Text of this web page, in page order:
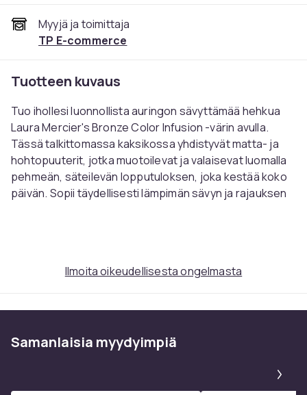
Myyjä ja toimittaja
TP E-commerce
Tuotteen kuvaus
Tuo ihollesi luonnollista auringon sävyttämää hehkua
Laura Mercier'sBronze Color Infusion -värin avulla.
Tässä talkittomassa kaksikossa yhdistyvät matta- ja
hohtopuuterit, jotka muotoilevat ja valaisevat luomalla
pehmeän, säteilevän lopputuloksen, joka kestää koko
päivän. Sopii täydellisesti lämpimän sävyn ja rajauksen
Talkiton, kevyt koostumus
Pitkään kestävä luonnollinen hehku
lopputulokseen
kokonaisuuteen
Ilmoita oikeudellisesta ongelmasta
Samanlaisia ​​myydyimpiä